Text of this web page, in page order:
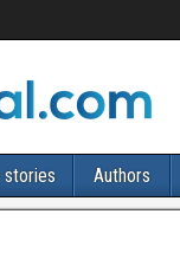
stories Authors